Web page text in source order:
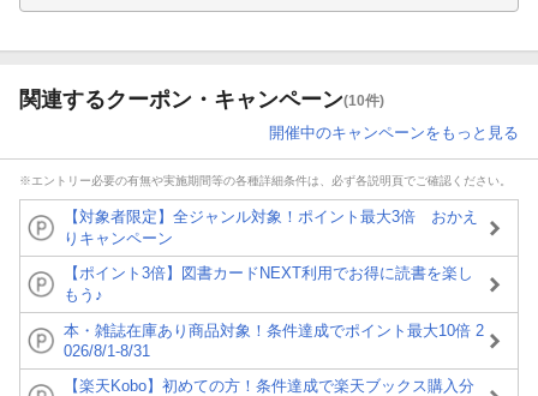
関連するクーポン・キャンペーン(10件)
開催中のキャンペーンをもっと見る
※エントリー必要の有無や実施期間等の各種詳細条件は、必ず各説明頁でご確認ください。
【対象者限定】全ジャンル対象！ポイント最大3倍 おかえ
りキャンペーン
【ポイント3倍】図書カードNEXT利用でお得に読書を楽し
もう♪
本・雑誌在庫あり商品対象！条件達成でポイント最大10倍 2
026/8/1-8/31
【楽天Kobo】初めての方！条件達成で楽天ブックス購入分